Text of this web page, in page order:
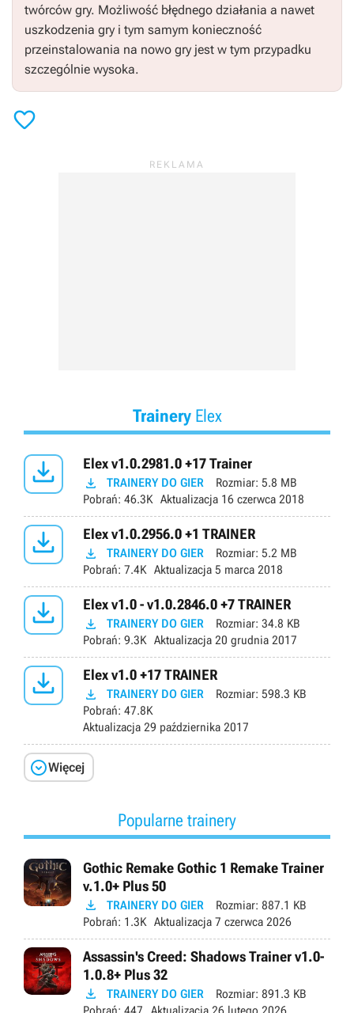
twórców gry. Możliwość błędnego działania a nawet
uszkodzenia gry i tym samym konieczność
przeinstalowania na nowo gry jest w tym przypadku
szczególnie wysoka.

TraineryElex
 Elex v1.0.2981.0 +17 Trainer
 TRAINERY DO GIER Rozmiar: 5.8 MB
Pobrań: 46.3K Aktualizacja 16 czerwca 2018
 Elex v1.0.2956.0 +1 TRAINER
 TRAINERY DO GIER Rozmiar: 5.2 MB
Pobrań: 7.4K Aktualizacja 5 marca 2018
 Elex v1.0 - v1.0.2846.0 +7 TRAINER
 TRAINERY DO GIER Rozmiar: 34.8 KB
Pobrań: 9.3K Aktualizacja 20 grudnia 2017
 Elex v1.0 +17 TRAINER
 TRAINERY DO GIER Rozmiar: 598.3 KB
Pobrań: 47.8K
Aktualizacja 29 października 2017
Więcej
Popularne trainery
Gothic Remake Gothic 1 Remake Trainer
v.1.0+ Plus 50
 TRAINERY DO GIER Rozmiar: 887.1 KB
Pobrań: 1.3K Aktualizacja 7 czerwca 2026
Assassin's Creed: Shadows Trainer v1.0-
1.0.8+ Plus 32
 TRAINERY DO GIER Rozmiar: 891.3 KB